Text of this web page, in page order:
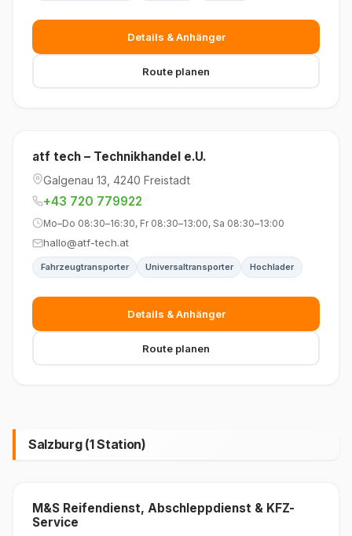
Details & Anhänger
Route planen
atf tech – Technikhandel e.U.
Galgenau 13, 4240 Freistadt
+43 720 779922
Mo–Do 08:30–16:30, Fr 08:30–13:00, Sa 08:30–13:00
hallo@atf-tech.at
Fahrzeugtransporter Universaltransporter Hochlader
Details & Anhänger
Route planen
Salzburg (1 Station)
M&S Reifendienst, Abschleppdienst & KFZ-
Service